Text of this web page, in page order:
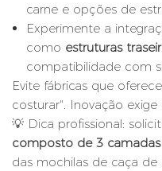
carne e opções de
Experimente a
como estruturas
compatibilidade com
Evite fábricas que
costurar". Inovação
💡 Dica profissional:
composto de 3 camadas
das mochilas de caça